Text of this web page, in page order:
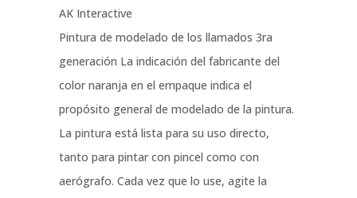
AK Interactive
Pintura de modelado de los llamados 3ra
generación La indicación del fabricante del
color naranja en el empaque indica el
propósito general de modelado de la pintura.
La pintura está lista para su uso directo,
tanto para pintar con pincel como con
aerógrafo. Cada vez que lo use, agite la